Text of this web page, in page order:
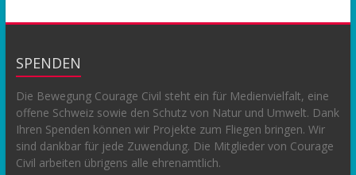
SPENDEN
Die Bewegung Courage Civil steht ein für Medienvielfalt, eine
offene Schweiz sowie den Schutz von Natur und Umwelt. Dank
Ihren Spenden können wir Projekte zum Fliegen bringen. Wir
sind dankbar für jede Zuwendung. Die Mitglieder von Courage
Civil arbeiten übrigens alle ehrenamtlich.